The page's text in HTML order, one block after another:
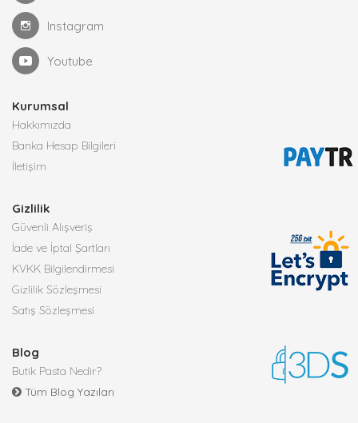
Instagram
Youtube
Kurumsal
Hakkımızda
Banka Hesap Bilgileri
İletişim
Gizlilik
Güvenli Alışveriş
İade ve İptal Şartları
KVKK Bilgilendirmesi
Gizlilik Sözleşmesi
Satış Sözleşmesi
Blog
Butik Pasta Nedir?
Tüm Blog Yazıları